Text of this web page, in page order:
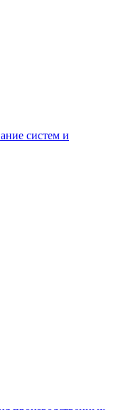
систем и